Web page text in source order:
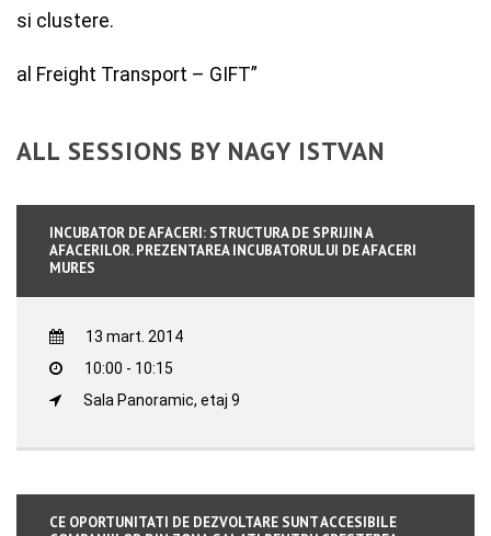
si clustere.
al Freight Transport – GIFT”
ALL SESSIONS BY NAGY ISTVAN
INCUBATOR DE AFACERI: STRUCTURA DE SPRIJIN A
AFACERILOR. PREZENTAREA INCUBATORULUI DE AFACERI
MURES
13 mart. 2014
10:00 - 10:15
Sala Panoramic, etaj 9
CE OPORTUNITATI DE DEZVOLTARE SUNT ACCESIBILE